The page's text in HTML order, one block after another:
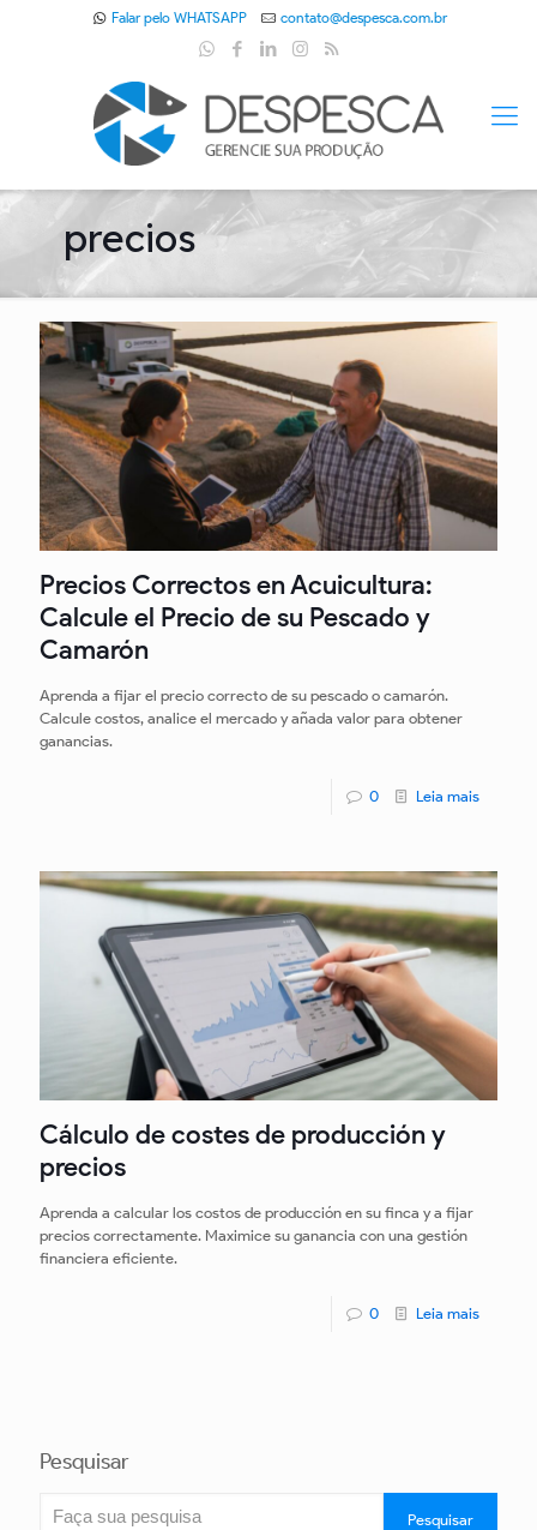
Falar pelo WHATSAPP contato@despesca.com.br
precios
Precios Correctos en Acuicultura:
Calcule el Precio de su Pescado y
Camarón
Aprenda a fijar el precio correcto de su pescado o camarón.
Calcule costos, analice el mercado y añada valor para obtener
ganancias.
0 Leia mais
Cálculo de costes de producción y
precios
Aprenda a calcular los costos de producción en su finca y a fijar
precios correctamente. Maximice su ganancia con una gestión
financiera eficiente.
0 Leia mais
Pesquisar
Pesquisar